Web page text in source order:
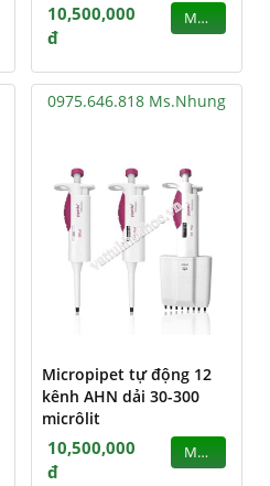
10,500,000
đ
MUA
0975.646.818 Ms.Nhung
Micropipet tự động 12
kênh AHN dải 30-300
micrôlit
10,500,000
đ
MUA